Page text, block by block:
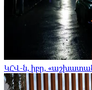
ԿՀՎ-ն, իբր,